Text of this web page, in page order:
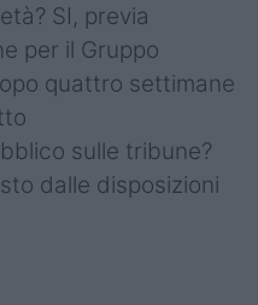
SI, previa
per il Gruppo
quattro settimane
sulle tribune?
dalle disposizioni